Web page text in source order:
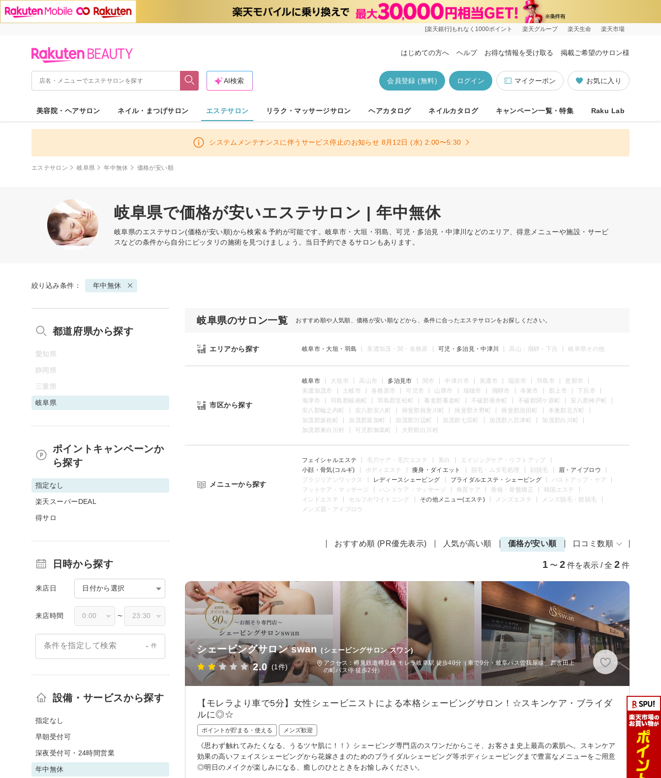
[楽天銀行]もれなく1000ポイント 楽天グループ 楽天生命 楽天市場
はじめての方へ ヘルプ お得な情報を受け取る 掲載ご希望のサロン様
お気に入り
マイクーポン
ログイン
会員登録 (無料)
AI検索
美容院・ヘアサロン ネイル・まつげサロン エステサロン リラク・マッサージサロン ヘアカタログ ネイルカタログ キャンペーン一覧・特集 Raku Lab
システムメンテナンスに伴うサービス停止のお知らせ 8月12日 (水) 2:00〜5:30
エステサロン 岐阜県 年中無休 価格が安い順
岐阜県で価格が安いエステサロン | 年中無休
岐阜県のエステサロン(価格が安い順)から検索＆予約が可能です。岐阜市・大垣・羽島、可児・多治見・中津川などのエリア、得意メニューや施設・サービ
スなどの条件から自分にピッタリの施術を見つけましょう。当日予約できるサロンもあります。
絞り込み条件： 年中無休
岐阜県のサロン一覧 おすすめ順や人気順、価格が安い順などから、条件に合ったエステサロンをお探しください。
エリアから探す 岐阜市・大垣・羽島 美濃加茂・関・各務原 可児・多治見・中津川 高山・飛騨・下呂 岐阜県その他
市区から探す
岐阜市 大垣市 高山市 多治見市 関市 中津川市 美濃市 瑞浪市 羽島市
恵那市
美濃加茂市
土岐市 各務原市 可児市 山県市 瑞穂市 飛騨市 本巣市 郡上市
下呂市
海津市
羽島郡岐南町 羽島郡笠松町 養老郡養老町 不破郡垂井町 不破郡関ケ原町
安八郡神戸町
安八郡輪之内町
安八郡安八町 揖斐郡揖斐川町 揖斐郡大野町 揖斐郡池田町
本巣郡北方町
加茂郡坂祝町
加茂郡富加町 加茂郡川辺町 加茂郡七宗町 加茂郡八百津町
加茂郡白川町
加茂郡東白川村
可児郡御嵩町 大野郡白川村
メニューから探す
フェイシャルエステ 毛穴ケア・毛穴エステ 美白
エイジングケア・リフトアップ
小顔・骨気(コルギ)
ボディエステ 痩身・ダイエット 脱毛・ムダ毛処理 顔脱毛
眉・アイブロウ
ブラジリアンワックス
レディースシェービング ブライダルエステ・シェービング
バストアップ・ケア
フットケア・マッサージ
ハンドケア・マッサージ 角質ケア 骨格・骨盤矯正
韓国エステ
インドエステ
セルフホワイトニング その他メニュー(エステ) メンズエステ
メンズ脱毛・髭脱毛
メンズ眉・アイブロウ
おすすめ順 (PR優先表示) 人気が高い順 価格が安い順 口コミ数順
1 〜 2 件を表示 / 全 2 件
シェービングサロン swan (シェービングサロン スワン)
2.0 (1件)
アクセス：樽見鉄道樽見線 モレラ岐阜駅 徒歩40分（車で9分・岐阜バス曽我屋線 西改田上
の町バス停 徒歩2分）
【モレラより車で5分】女性シェービニストによる本格シェービングサロン！☆スキンケア・ブライダ
ルに◎☆
ポイントが貯まる・使える メンズ歓迎
《思わず触れてみたくなる、うるツヤ肌に！！》シェービング専門店のスワンだからこそ、お客さま史上最高の素肌へ。スキンケア
効果の高いフェイスシェービングから花嫁さまのためのブライダルシェービング等ボディシェービングまで豊富なメニューをご用意
◎明日のメイクが楽しみになる、癒しのひとときをお愉しみください。
都道府県から探す
愛知県
静岡県
三重県
岐阜県
ポイントキャンペーンか
ら探す
指定なし
楽天スーパーDEAL
得サロ
日時から探す
来店日 日付から選択
来店時間 〜
条件を指定して検索 - 件
設備・サービスから探す
指定なし
早朝受付可
深夜受付可・24時間営業
年中無休